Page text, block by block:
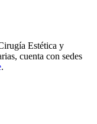
Estética y
cuenta con sedes
.